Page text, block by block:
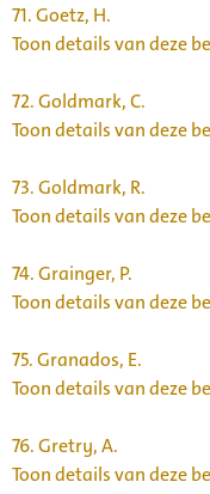
71.Goetz, H.
Toon details van deze
72.Goldmark, C.
Toon details van deze
73.Goldmark, R.
Toon details van deze
74.Grainger, P.
Toon details van deze
75.Granados, E.
Toon details van deze
76.Gretry, A.
Toon details van deze